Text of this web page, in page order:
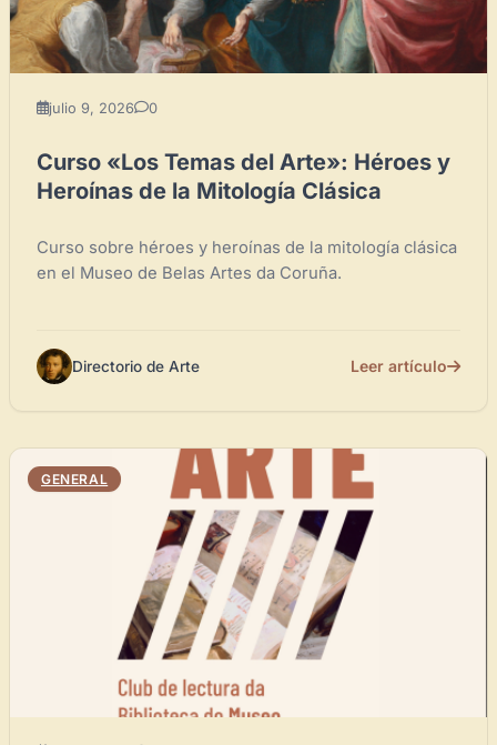
julio 9, 2026 0
Curso «Los Temas del Arte»: Héroes y
Heroínas de la Mitología Clásica
Curso sobre héroes y heroínas de la mitología clásica
en el Museo de Belas Artes da Coruña.
Directorio de Arte Leer artículo
GENERAL